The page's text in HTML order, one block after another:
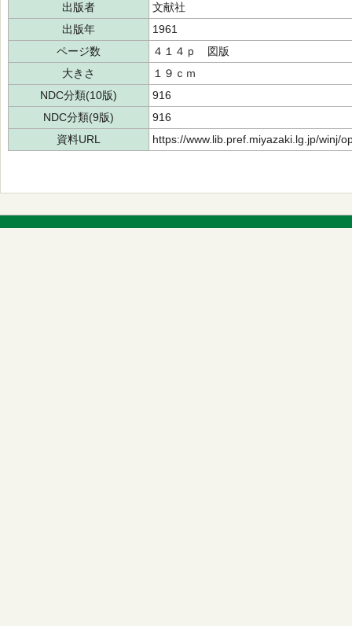
出版者
文献社
出版年
1961
ページ数
４１４ｐ 図版
大きさ
１９ｃｍ
NDC分類(10版)
916
NDC分類(9版)
916
資料URL
https://www.lib.pref.miyazaki.lg.jp/winj/